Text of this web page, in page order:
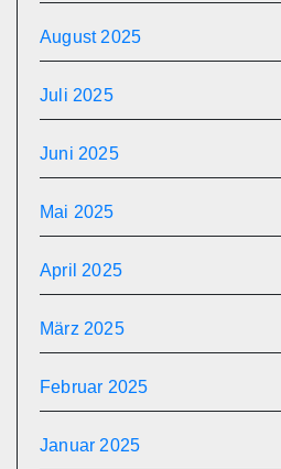
August 2025
Juli 2025
Juni 2025
Mai 2025
April 2025
März 2025
Februar 2025
Januar 2025